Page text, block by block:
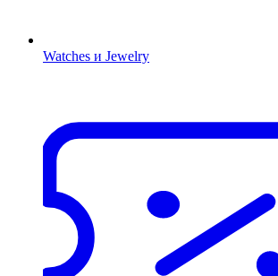
Watches и Jewelry